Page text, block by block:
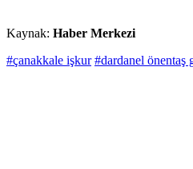
Kaynak: Haber Merkezi
#çanakkale işkur #dardanel önentaş